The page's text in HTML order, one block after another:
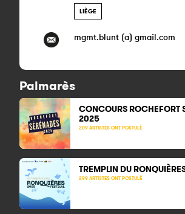
LIÈGE
mgmt.blunt (a) gmail.com
Palmarès
CONCOURS ROCHEFORT
2025
209 ARTISTES ONT POSTULÉ
TREMPLIN DU
299 ARTISTES ONT POSTULÉ